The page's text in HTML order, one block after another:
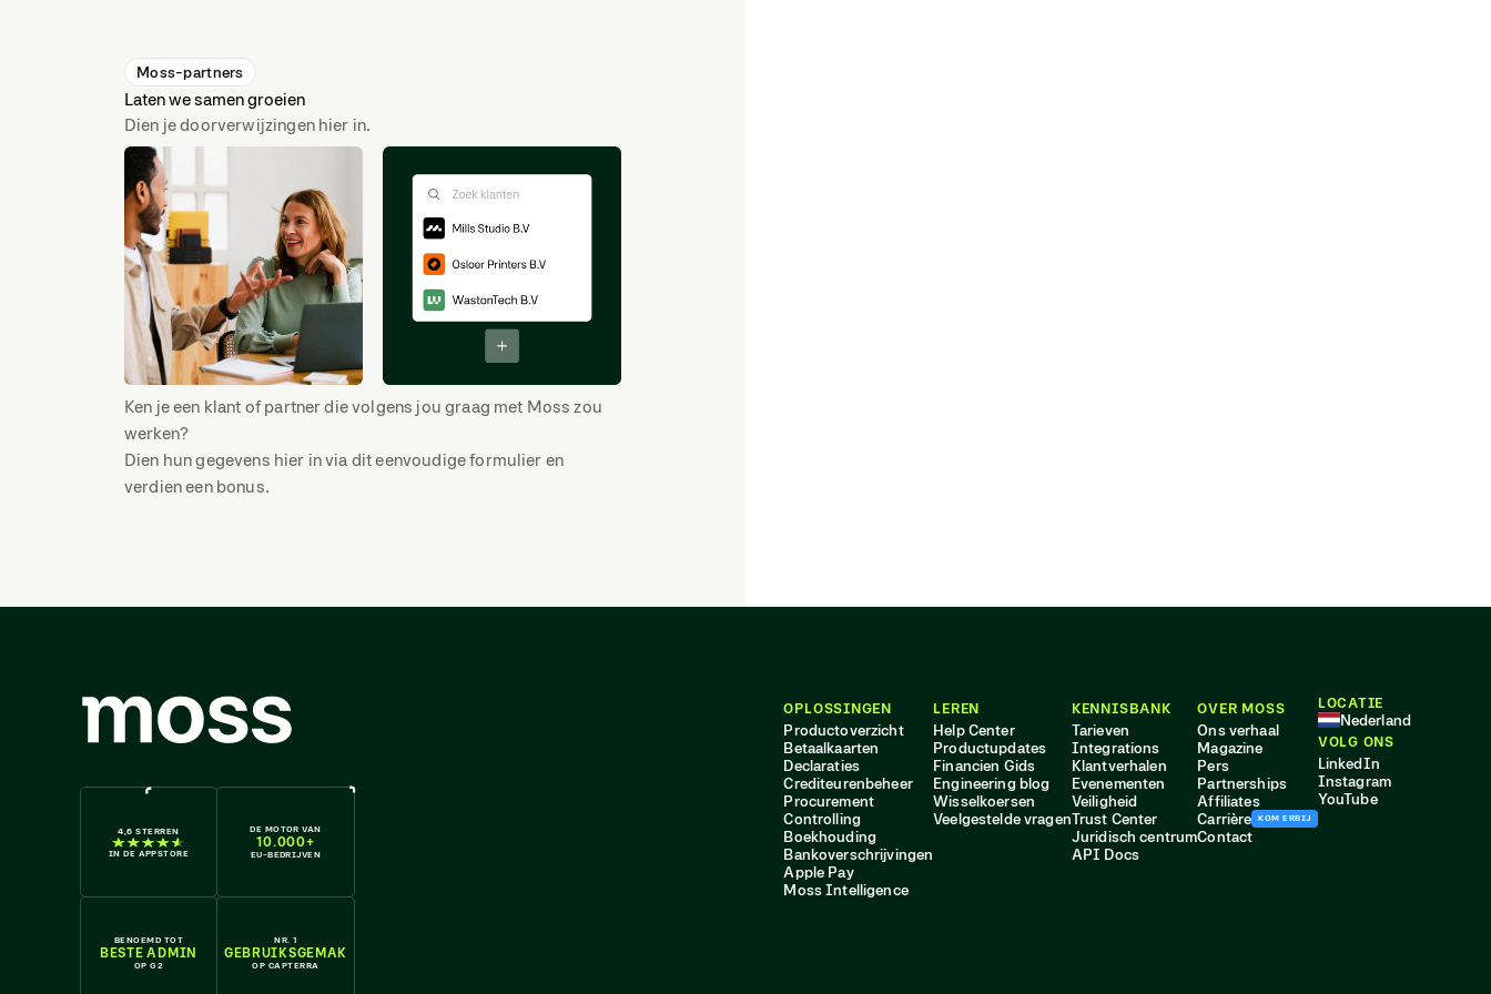
Moss-partners
Laten we samen groeien
Dien je doorverwijzingen hier in.
Ken je een klant of partner die volgens jou graag met Moss zou
werken?
Dien hun gegevens hier in via dit eenvoudige formulier en
verdien een bonus.
4,6 STERREN
IN DE APPSTORE
DE MOTOR VAN
10.000+
EU-BEDRIJVEN
BENOEMD TOT
BESTE ADMIN
OP G2
NR. 1
GEBRUIKSGEMAK
OP CAPTERRA
OPLOSSINGEN
Productoverzicht
Betaalkaarten
Declaraties
Crediteurenbeheer
Procurement
Controlling
Boekhouding
Bankoverschrijvingen
Apple Pay
Moss Intelligence
LEREN
Help Center
Productupdates
Financien Gids
Engineering blog
Wisselkoersen
Veelgestelde vragen
KENNISBANK
Tarieven
Integrations
Klantverhalen
Evenementen
Veiligheid
Trust Center
Juridisch centrum
API Docs
OVER MOSS
Ons verhaal
Magazine
Pers
Partnerships
Affiliates
Carrière
KOM ERBIJ
Contact
LOCATIE
Nederland
VOLG ONS
LinkedIn
Instagram
YouTube